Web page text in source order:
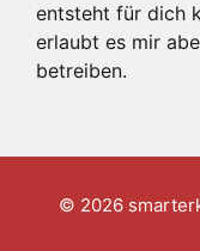
entsteht für dich
erlaubt es mir
betreiben.
© 2026